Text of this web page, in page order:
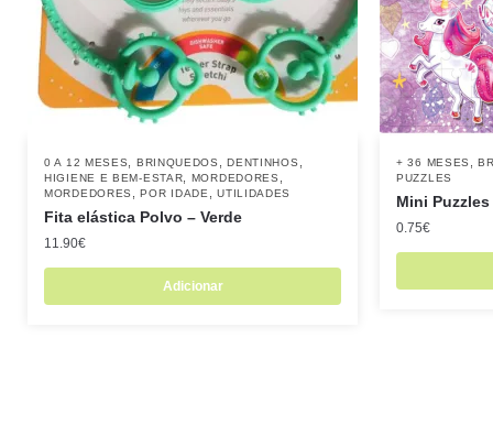
0 A 12 MESES BRINQUEDOS ,DENTINHOS
HIGIENE E BEM-ESTAR MORDEDORES
MORDEDORES ,POR IDADE ,UTILIDADES
Fita elástica Polvo – Verde
11.90€
Adicionar
+ 36 MESES ,
PUZZLES
Mini
0.75€